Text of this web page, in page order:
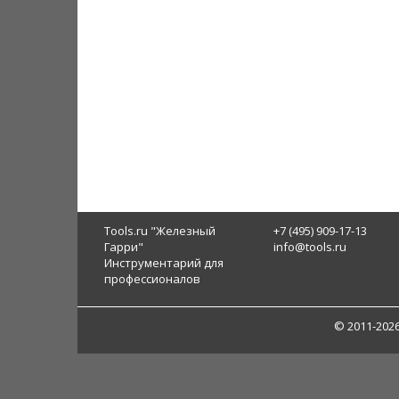
Tools.ru "Железный
Гарри"
Инструментарий для
профессионалов
+7 (495) 909-17-13
info@tools.ru
© 2011-